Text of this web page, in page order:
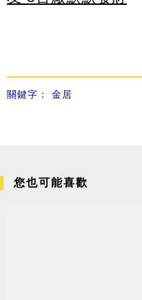
關鍵字： 金居
您也可能喜歡